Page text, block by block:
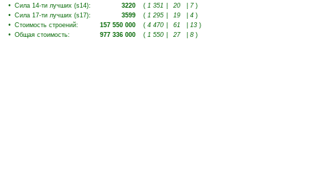
• Сила 14-ти лучших (s14): 3220 ( 1 351 20 7)
• Сила 17-ти лучших (s17): 3599 ( 1 295 19 4 )
• Стоимость строений: 157 550 000 ( 4 470 61 13 )
• Общая стоимость: 977 336 000 ( 1 550 27 8 )